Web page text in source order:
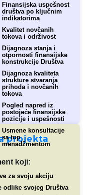
Finansijska uspešnost
društva po ključnim
indikatorima
Kvalitet novčanih
tokova i održivost
Dijagnoza stanja i
otpornosti finansijske
konstrukcije Društva
Dijagnoza kvaliteta
strukture stvaranja
prihoda i novčanih
tokova
Pogled napred iz
postojeće finansijske
pozicije i uspešnosti
Usmene konsultacije
sa top
menadžmentom
projekta
koji:
za svoju akciju
odlike svojeg Društva